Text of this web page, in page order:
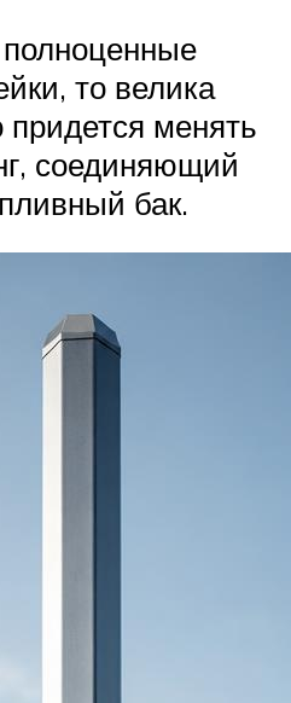
то велика
придется менять
соединяющий
бак.